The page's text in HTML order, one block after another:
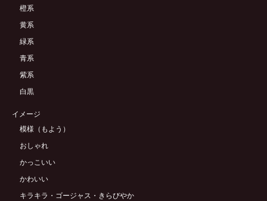
橙系
黄系
緑系
青系
紫系
白黒
イメージ
模様（もよう）
おしゃれ
かっこいい
かわいい
キラキラ・ゴージャス・きらびやか